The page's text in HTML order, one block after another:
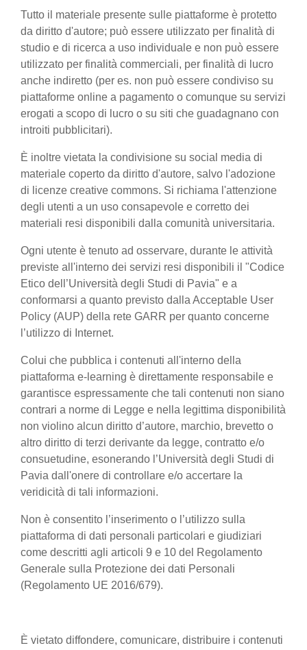
Tutto il materiale presente sulle piattaforme è protetto
da diritto d'autore; può essere utilizzato per finalità di
studio e di ricerca a uso individuale e non può essere
utilizzato per finalità commerciali, per finalità di lucro
anche indiretto (per es. non può essere condiviso su
piattaforme online a pagamento o comunque su servizi
erogati a scopo di lucro o su siti che guadagnano con
introiti pubblicitari).
È inoltre vietata la condivisione su social media di
materiale coperto da diritto d'autore, salvo l'adozione
di licenze creative commons. Si richiama l'attenzione
degli utenti a un uso consapevole e corretto dei
materiali resi disponibili dalla comunità universitaria.
Ogni utente è tenuto ad osservare, durante le attività
previste all'interno dei servizi resi disponibili il "Codice
Etico dell’Università degli Studi di Pavia" e a
conformarsi a quanto previsto dalla Acceptable User
Policy (AUP) della rete GARR per quanto concerne
l’utilizzo di Internet.
Colui che pubblica i contenuti all'interno della
piattaforma e-learning è direttamente responsabile e
garantisce espressamente che tali contenuti non siano
contrari a norme di Legge e nella legittima disponibilità
non violino alcun diritto d’autore, marchio, brevetto o
altro diritto di terzi derivante da legge, contratto e/o
consuetudine, esonerando l’Università degli Studi di
Pavia dall'onere di controllare e/o accertare la
veridicità di tali informazioni.
Non è consentito l’inserimento o l’utilizzo sulla
piattaforma di dati personali particolari e giudiziari
come descritti agli articoli 9 e 10 del Regolamento
Generale sulla Protezione dei dati Personali
(Regolamento UE 2016/679).
È vietato diffondere, comunicare, distribuire i contenuti